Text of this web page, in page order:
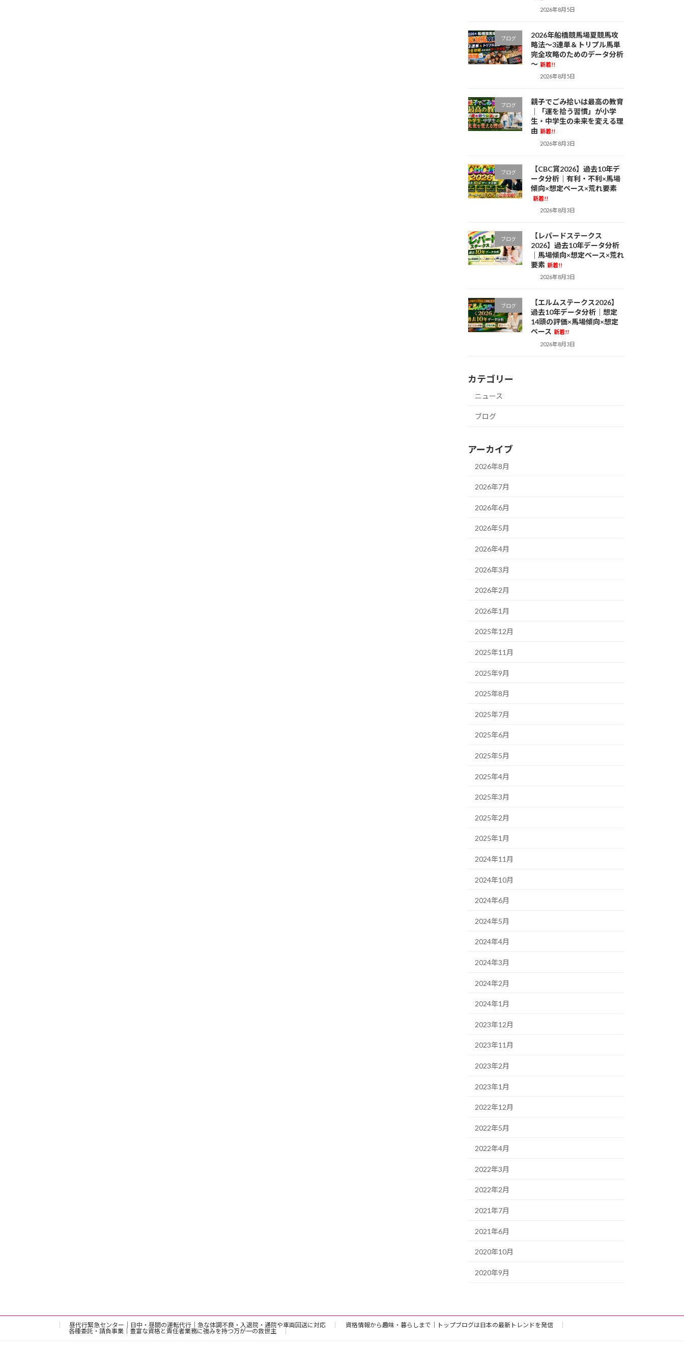
2026年8月5日
ブログ
2026年船橋競馬場夏競馬攻
略法～3連単＆トリプル馬単
完全攻略のためのデータ分析
～ 新着!!
2026年8月5日
ブログ
親子でごみ拾いは最高の教育
｜「運を拾う習慣」が小学
生・中学生の未来を変える理
由 新着!!
2026年8月3日
ブログ
【CBC賞2026】過去10年デ
ータ分析｜有利・不利×馬場
傾向×想定ペース×荒れ要素
新着!!
2026年8月3日
ブログ
【レパードステークス
2026】過去10年データ分析
｜馬場傾向×想定ペース×荒れ
要素 新着!!
2026年8月3日
ブログ
【エルムステークス2026】
過去10年データ分析｜想定
14頭の評価×馬場傾向×想定
ペース 新着!!
2026年8月3日
カテゴリー
ニュース
ブログ
アーカイブ
2026年8月
2026年7月
2026年6月
2026年5月
2026年4月
2026年3月
2026年2月
2026年1月
2025年12月
2025年11月
2025年9月
2025年8月
2025年7月
2025年6月
2025年5月
2025年4月
2025年3月
2025年2月
2025年1月
2024年11月
2024年10月
2024年6月
2024年5月
2024年4月
2024年3月
2024年2月
2024年1月
2023年12月
2023年11月
2023年2月
2023年1月
2022年12月
2022年5月
2022年4月
2022年3月
2022年2月
2021年7月
2021年6月
2020年10月
2020年9月
昼代行緊急センター｜日中・昼間の運転代行｜急な体調不良・入退院・通院や車両回送に対応
資格情報から趣味・暮らしまで｜トップブログは日本の最新トレンドを発信
各種委託・請負事業｜豊富な資格と責任者業務に強みを持つ万が一の救世主